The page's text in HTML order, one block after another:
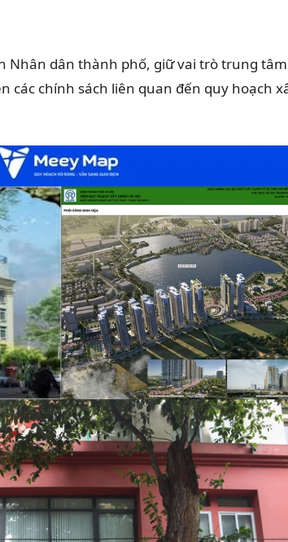
Nhân dân thành phố, giữ vai trò trung
chính sách liên quan đến quy hoạch